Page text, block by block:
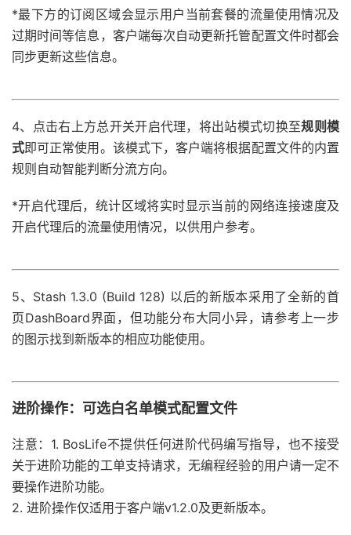
*最下方的订阅区域会显示用户当前套餐的流量使用情况及
过期时间等信息，客户端每次自动更新托管配置文件时都会
同步更新这些信息。
4、点击右上方总开关开启代理，将出站模式切换至规则模
式即可正常使用。该模式下，客户端将根据配置文件的内置
规则自动智能判断分流方向。
*开启代理后，统计区域将实时显示当前的网络连接速度及
开启代理后的流量使用情况，以供用户参考。
5、Stash 1.3.0 (Build 128) 以后的新版本采用了全新的首
页DashBoard界面，但功能分布大同小异，请参考上一步
的图示找到新版本的相应功能使用。
进阶操作：可选白名单模式配置文件
注意： 1. BosLife不提供任何进阶代码编写指导，也不接受
关于进阶功能的工单支持请求，无编程经验的用户请一定不
要操作进阶功能。
2. 进阶操作仅适用于客户端v1.2.0及更新版本。